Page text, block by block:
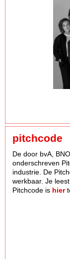
pitchcode
De door bvA,
onderschreven
industrie. De
werkbaar. Je
Pitchcode is hier